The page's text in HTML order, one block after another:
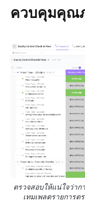
ควบคุมคุณ
ตรวจสอบให้แน่ใจว่าก
เทมเพลตรายการ